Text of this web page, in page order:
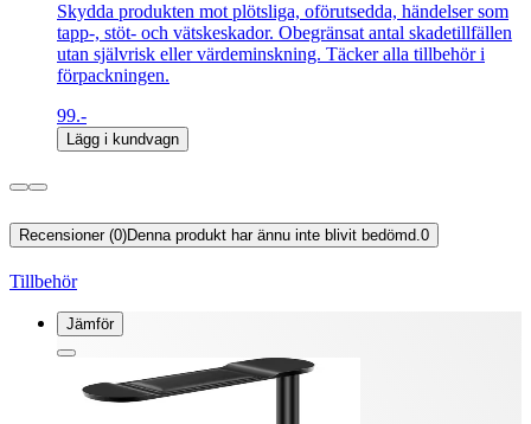
Skydda produkten mot plötsliga, oförutsedda, händelser som
tapp-, stöt- och vätskeskador. Obegränsat antal skadetillfällen
utan självrisk eller värdeminskning. Täcker alla tillbehör i
förpackningen.
99.-
Lägg i kundvagn
Recensioner (0)Denna produkt har ännu inte blivit bedömd.0
Tillbehör
Jämför